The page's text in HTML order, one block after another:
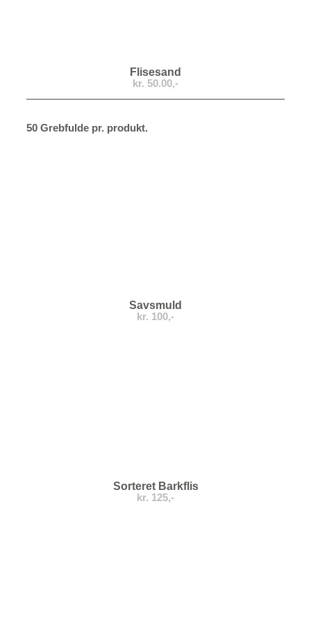
Flisesand
kr. 50.00,-
50 Grebfulde pr. produkt.
Savsmuld
kr. 100,-
Sorteret Barkflis
kr. 125,-